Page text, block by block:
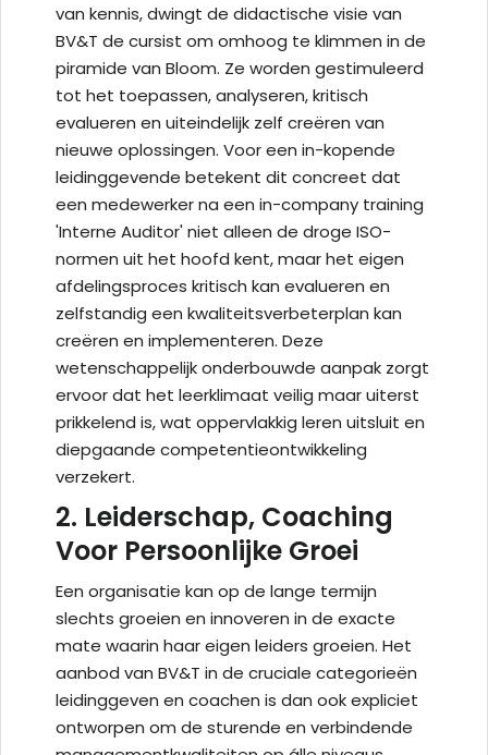
van kennis, dwingt de didactische visie van
BV&T de cursist om omhoog te klimmen in de
piramide van Bloom. Ze worden gestimuleerd
tot het toepassen, analyseren, kritisch
evalueren en uiteindelijk zelf creëren van
nieuwe oplossingen. Voor een in-kopende
leidinggevende betekent dit concreet dat
een medewerker na een in-company training
'Interne Auditor' niet alleen de droge ISO-
normen uit het hoofd kent, maar het eigen
afdelingsproces kritisch kan evalueren en
zelfstandig een kwaliteitsverbeterplan kan
creëren en implementeren. Deze
wetenschappelijk onderbouwde aanpak zorgt
ervoor dat het leerklimaat veilig maar uiterst
prikkelend is, wat oppervlakkig leren uitsluit en
diepgaande competentieontwikkeling
verzekert.
2. Leiderschap, Coaching
Voor Persoonlijke Groei
Een organisatie kan op de lange termijn
slechts groeien en innoveren in de exacte
mate waarin haar eigen leiders groeien. Het
aanbod van BV&T in de cruciale categorieën
leidinggeven en coachen is dan ook expliciet
ontworpen om de sturende en verbindende